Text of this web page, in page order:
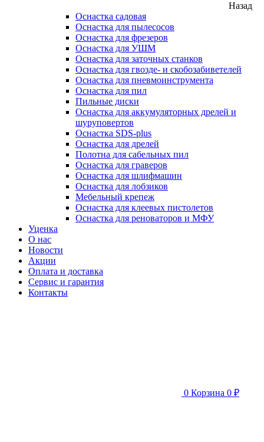
Назад
Оснастка садовая
Оснастка для пылесосов
Оснастка для фрезеров
Оснастка для УШМ
Оснастка для заточных станков
Оснастка для гвозде- и скобозабиветелей
Оснастка для пневмоинструмента
Оснастка для пил
Пильные диски
Оснастка для аккумуляторных дрелей и
шуруповертов
Оснастка SDS-plus
Оснастка для дрелей
Полотна для сабельных пил
Оснастка для граверов
Оснастка для шлифмашин
Оснастка для лобзиков
Мебельный крепеж
Оснастка для клеевых пистолетов
Оснастка для реноваторов и МФУ
Уценка
О нас
Новости
Акции
Оплата и доставка
Сервис и гарантия
Контакты
0 Корзина 0 ₽